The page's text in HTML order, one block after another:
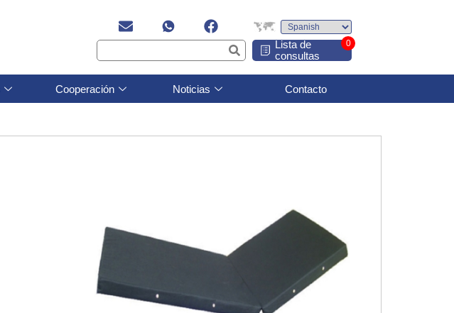
Lista de
consultas
0
Cooperación Noticias Contacto